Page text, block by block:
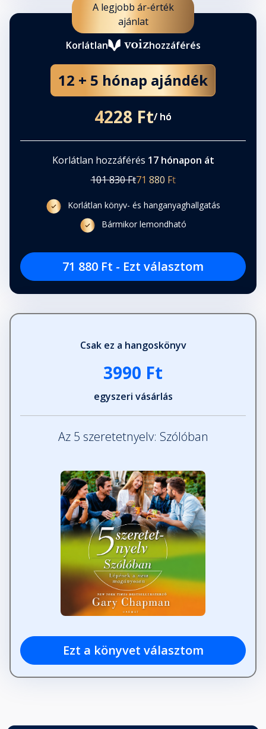
A legjobb ár-érték
ajánlat
Korlátlan
hozzáférés
12 + 5 hónap ajándék
4228 Ft/ hó
Korlátlan hozzáférés 17 hónapon át
101 830 Ft71 880 Ft
Korlátlan könyv- és hanganyaghallgatás
Bármikor lemondható
71 880 Ft - Ezt választom
Csak ez a hangoskönyv
3990 Ft
egyszeri vásárlás
Az 5 szeretetnyelv: Szólóban
Ezt a könyvet választom